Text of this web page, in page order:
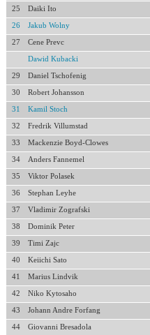
25 Daiki Ito
26 Jakub Wolny
27 Cene Prevc
Dawid Kubacki
29 Daniel Tschofenig
30 Robert Johansson
31 Kamil Stoch
32 Fredrik Villumstad
33 Mackenzie Boyd-Clowes
34 Anders Fannemel
35 Viktor Polasek
36 Stephan Leyhe
37 Vladimir Zografski
38 Dominik Peter
39 Timi Zajc
40 Keiichi Sato
41 Marius Lindvik
42 Niko Kytosaho
43 Johann Andre Forfang
44 Giovanni Bresadola